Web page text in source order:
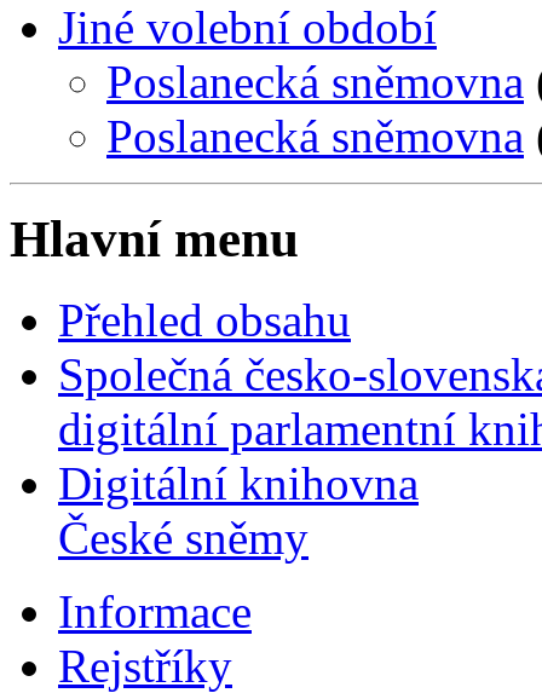
Jiné volební období
Poslanecká sněmovna
Poslanecká sněmovna
Hlavní menu
Přehled obsahu
Společná česko-
digitální parlamentní
Digitální knihovna
České sněmy
Informace
Rejstříky